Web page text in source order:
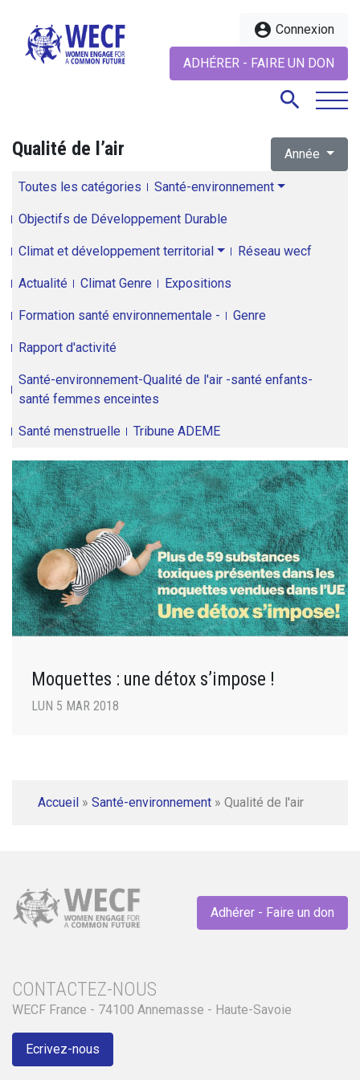
account_circle Connexion
ADHÉRER - FAIRE UN DON
search
Qualité de l’air Année
Toutes les catégories Santé-environnement
Objectifs de Développement Durable
Climat et développement territorial Réseau wecf
Actualité Climat Genre Expositions
Formation santé environnementale - Genre
Rapport d'activité
Santé-environnement-Qualité de l'air -santé enfants-
santé femmes enceintes
Santé menstruelle Tribune ADEME
Moquettes : une détox s’impose !
LUN 5 MAR 2018
Accueil » Santé-environnement » Qualité de l'air
Adhérer - Faire un don
CONTACTEZ-NOUS
WECF France - 74100 Annemasse - Haute-Savoie
Ecrivez-nous